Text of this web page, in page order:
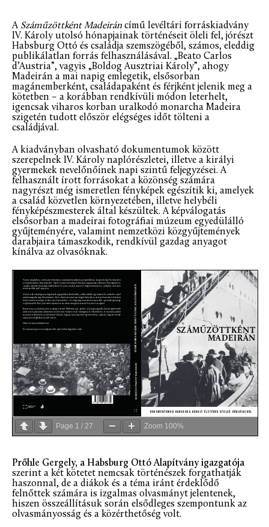
A Száműzöttként Madeirán című levéltári forráskiadvány
IV. Károly utolsó hónapjainak történéseit öleli fel, jórészt
Habsburg Ottó és családja szemszögéből, számos, eleddig
publikálatlan forrás felhasználásával. „Beato Carlos
d’Austria”, vagyis „Boldog Ausztriai Károly”, ahogy
Madeirán a mai napig emlegetik, elsősorban
magánemberként, családapaként és férjként jelenik meg a
kötetben – a korábban rendkívüli módon leterhelt,
igencsak viharos korban uralkodó monarcha Madeira
szigetén tudott először elégséges időt tölteni a
családjával.
A kiadványban olvasható dokumentumok között
szerepelnek IV. Károly naplórészletei, illetve a királyi
gyermekek nevelőnőinek napi szintű feljegyzései. A
felhasznált írott forrásokat a közönség számára
nagyrészt még ismeretlen fényképek egészítik ki, amelyek
a család közvetlen környezetében, illetve helybéli
fényképészmesterek által készültek. A képválogatás
elsősorban a madeirai fotográfiai múzeum egyedülálló
gyűjteményére, valamint nemzetközi közgyűjtemények
darabjaira támaszkodik, rendkívül gazdag anyagot
kínálva az olvasóknak.
Page 1 / 27 Zoom 100%
Prőhle Gergely, a Habsburg Ottó Alapítvány igazgatója
szerint a két kötetet nemcsak történészek forgathatják
haszonnal, de a diákok és a téma iránt érdeklődő
felnőttek számára is izgalmas olvasmányt jelentenek,
hiszen összeállításuk során elsődleges szempontunk az
olvasmányosság és a közérthetőség volt.